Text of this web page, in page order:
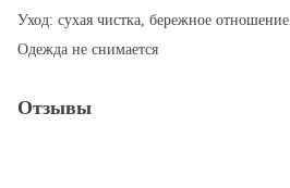
Уход: сухая чистка, бережное отношение.
Одежда не снимается
Отзывы